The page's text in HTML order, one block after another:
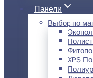
Панели
Выбор по
XPS